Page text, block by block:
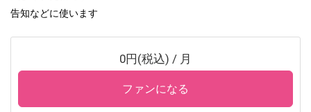
告知などに使います
0円(税込) / 月
ファンになる